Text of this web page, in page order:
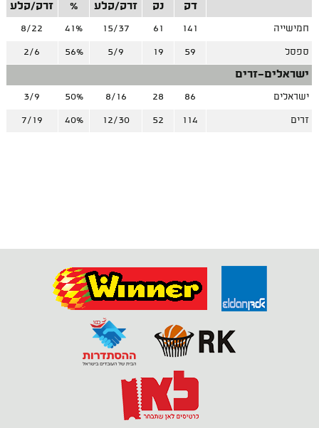
דק
נק זרק/קלע % זרק/קלע
חמישייה 141
61
15/37
41%
8/22
ספסל 59
19
5/9
56%
2/6
ישראלים-זרים
ישראלים 86
28
8/16
50%
3/9
זרים 114
52
12/30
40%
7/19